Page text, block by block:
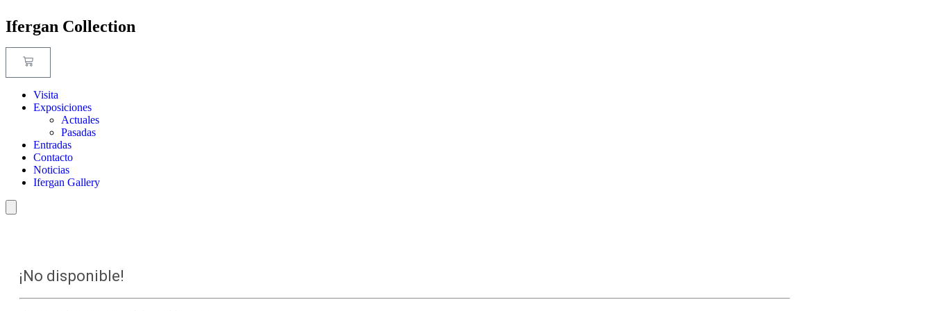
Ifergan Collection
Visita
Exposiciones
Actuales
Pasadas
Entradas
Contacto
Noticias
Ifergan Gallery